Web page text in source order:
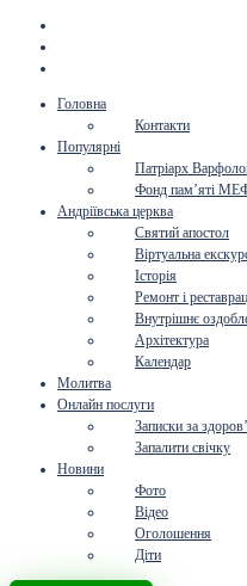
Головна
Контакти
Популярні
Патріарх
Фонд пам’яті
Андріївська церква
Святий апостол
Віртуальна
Історія
Ремонт і
Внутрішнє
Архітектура
Календар
Молитва
Онлайн послуги
Записки за
Запалити свічку
Новини
Фото
Відео
Оголошення
Діти